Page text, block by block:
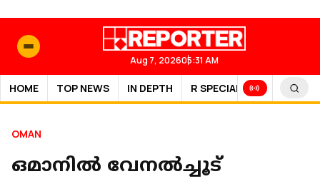
Aug 7, 202605:31 AM
HOME TOP NEWS IN DEPTH R SPECIAL SPORTS
OMAN
ഒമാനിൽ വേനൽച്ചൂട്